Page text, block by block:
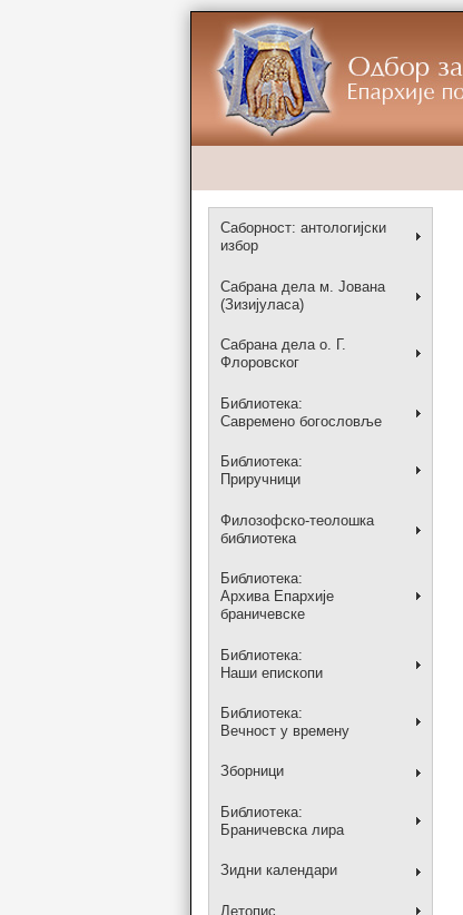
Саборност: антологијски
избор
Сабрана дела м. Јована
(Зизијуласа)
Сабрана дела о. Г.
Флоровског
Библиотека:
Савремено богословље
Библиотека:
Приручници
Филозофско-теолошка
библиотека
Библиотека:
Архива Епархије
браничевске
Библиотека:
Наши епископи
Библиотека:
Вечност у времену
Зборници
Библиотека:
Браничевска лира
Зидни календари
Летопис